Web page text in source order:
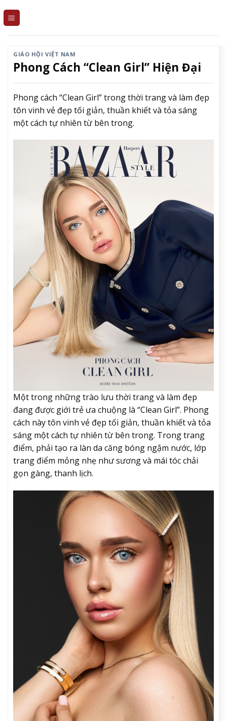
GIÁO HỘI VIỆT NAM
Phong Cách “Clean Girl” Hiện Đại
Phong cách “Clean Girl” trong thời trang và làm đẹp
tôn vinh vẻ đẹp tối giản, thuần khiết và tỏa sáng
một cách tự nhiên từ bên trong.
Một trong những trào lưu thời trang và làm đẹp
đang được giới trẻ ưa chuộng là “Clean Girl”. Phong
cách này tôn vinh vẻ đẹp tối giản, thuần khiết và tỏa
sáng một cách tự nhiên từ bên trong. Trong trang
điểm, phải tạo ra làn da căng bóng ngậm nước, lớp
trang điểm mỏng nhẹ như sương và mái tóc chải
gọn gàng, thanh lịch.